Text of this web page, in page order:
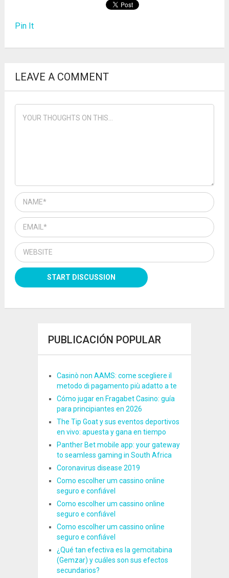
Pin It
LEAVE A COMMENT
PUBLICACIÓN POPULAR
Casinò non AAMS: come scegliere il
metodo di pagamento più adatto a te
Cómo jugar en Fragabet Casino: guía
para principiantes en 2026
The Tip Goat y sus eventos deportivos
en vivo: apuesta y gana en tiempo
Panther Bet mobile app: your gateway
to seamless gaming in South Africa
Coronavirus disease 2019
Como escolher um cassino online
seguro e confiável
Como escolher um cassino online
seguro e confiável
Como escolher um cassino online
seguro e confiável
¿Qué tan efectiva es la gemcitabina
(Gemzar) y cuáles son sus efectos
secundarios?